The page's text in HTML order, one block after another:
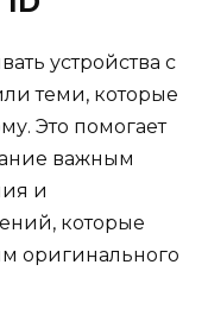
устройства с
теми, которые
Это помогает
важным
и
которые
оригинального